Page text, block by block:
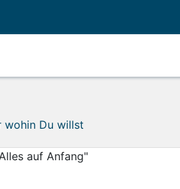
wohin Du willst